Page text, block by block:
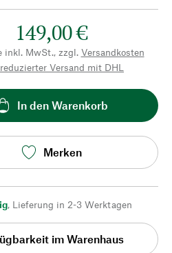
149,00 €
inkl. MwSt., zzgl. Versandkosten
Versand mit DHL
In den Warenkorb
Merken
, Lieferung in 2-3 Werktagen
im Warenhaus